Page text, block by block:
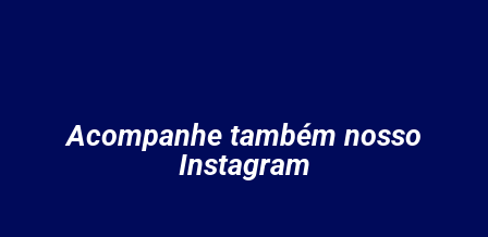
Acompanhe também nosso
Instagram